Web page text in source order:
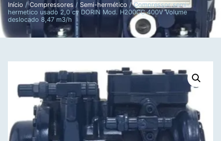
Início /Compressores / Semi-hermético / Compressor semi-
hermetico usado 2,0 cv DORIN Mod. H200CC 400V Volume
deslocado 8,47 m3/h